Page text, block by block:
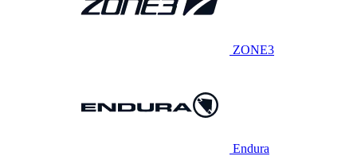
ZONE3
Endura